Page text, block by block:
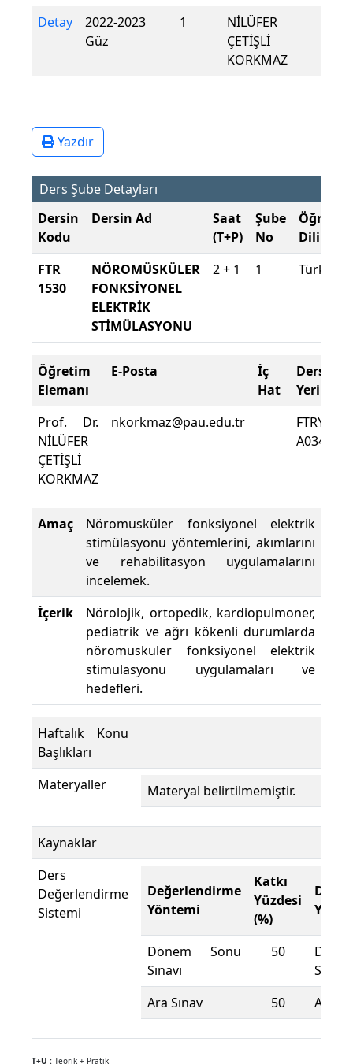
Detay
2022-2023
Güz
1
NİLÜFER
ÇETİŞLİ
KORKMAZ
Yazdır
Ders Şube Detayları
Dersin
Kodu
Dersin Ad
Saat
(T+P)
Şube
No
Öğretim
Dili
FTR
1530
NÖROMÜSKÜLER
FONKSİYONEL
ELEKTRİK
STİMÜLASYONU
2 + 1 1 Türkçe
Öğretim
Elemanı
E-Posta
İç
Hat
Ders
Yeri
Prof. Dr.
NİLÜFER
ÇETİŞLİ
KORKMAZ
nkorkmaz@pau.edu.tr
FTRYO
A0340
Amaç
Nöromusküler fonksiyonel elektrik
stimülasyonu yöntemlerini, akımlarını
ve rehabilitasyon uygulamalarını
incelemek.
İçerik
Nörolojik, ortopedik, kardiopulmoner,
pediatrik ve ağrı kökenli durumlarda
nöromuskuler fonksiyonel elektrik
stimulasyonu uygulamaları ve
hedefleri.
Haftalık Konu
Başlıkları
Materyaller
Materyal belirtilmemiştir.
Kaynaklar
Ders
Değerlendirme
Sistemi
Değerlendirme
Yöntemi
Katkı
Yüzdesi
(%)
Dönem Sonu
Sınavı
50
Sınavı
Ara Sınav
50 Ara
T+U : Teorik + Pratik